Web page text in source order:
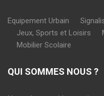
Equipement Urbain
Jeux, Sports et Loisirs
Mobilier Scolaire
QUI SOMMES NOUS ?